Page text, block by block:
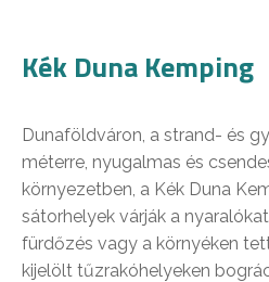
Kék Duna Kemping
Dunaföldváron, a strand- és
méterre, nyugalmas és
környezetben, a Kék Duna
sátorhelyek várják a
fürdőzés vagy a környéken
kijelölt tűzrakóhelyeken